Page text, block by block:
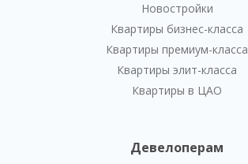
Новостройки
Квартиры бизнес-класса
Квартиры премиум-класса
Квартиры элит-класса
Квартиры в ЦАО
Девелоперам